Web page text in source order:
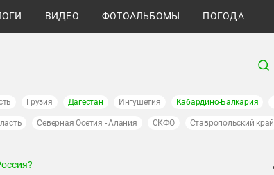
ВИДЕО ФОТОАЛЬБОМЫ ПОГОДА
Грузия Дагестан Ингушетия Кабардино-Балкария
Северная Осетия - Алания СКФО Ставропольский край